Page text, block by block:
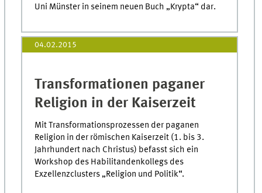
Uni Münster in seinem neuen Buch „Krypta“ dar.
04.02.2015
Transformationen paganer
Religion in der Kaiserzeit
Mit Transformationsprozessen der paganen
Religion in der römischen Kaiserzeit (1. bis 3.
Jahrhundert nach Christus) befasst sich ein
Workshop des Habilitandenkollegs des
Exzellenzclusters „Religion und Politik“.